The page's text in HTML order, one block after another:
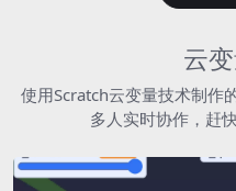
云
使用Scratch云变量技术制作
多人实时协作，赶